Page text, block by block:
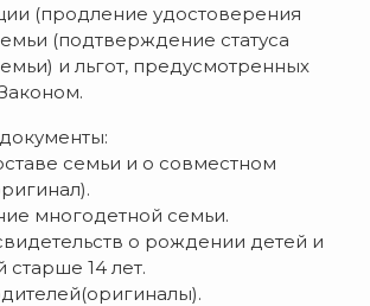
(продление удостоверения
(подтверждение статуса
и льгот, предусмотренных
семьи и о совместном
многодетной семьи.
о рождении детей и
старше 14 лет.